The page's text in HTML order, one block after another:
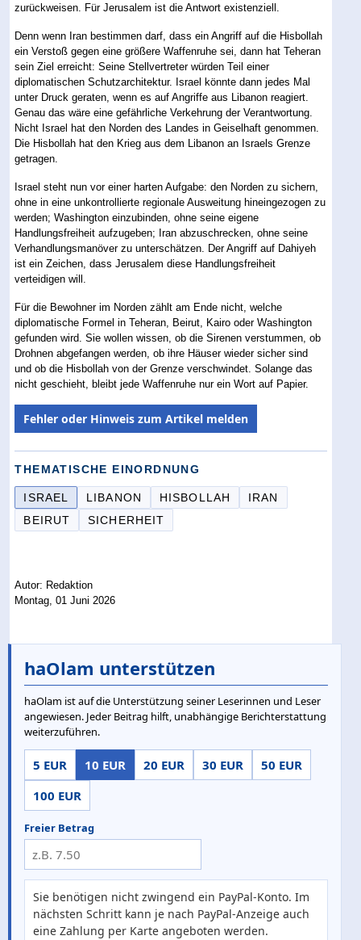
zurückweisen. Für Jerusalem ist die Antwort existenziell.
Denn wenn Iran bestimmen darf, dass ein Angriff auf die Hisbollah
ein Verstoß gegen eine größere Waffenruhe sei, dann hat Teheran
sein Ziel erreicht: Seine Stellvertreter würden Teil einer
diplomatischen Schutzarchitektur. Israel könnte dann jedes Mal
unter Druck geraten, wenn es auf Angriffe aus Libanon reagiert.
Genau das wäre eine gefährliche Verkehrung der Verantwortung.
Nicht Israel hat den Norden des Landes in Geiselhaft genommen.
Die Hisbollah hat den Krieg aus dem Libanon an Israels Grenze
getragen.
Israel steht nun vor einer harten Aufgabe: den Norden zu sichern,
ohne in eine unkontrollierte regionale Ausweitung hineingezogen zu
werden; Washington einzubinden, ohne seine eigene
Handlungsfreiheit aufzugeben; Iran abzuschrecken, ohne seine
Verhandlungsmanöver zu unterschätzen. Der Angriff auf Dahiyeh
ist ein Zeichen, dass Jerusalem diese Handlungsfreiheit
verteidigen will.
Für die Bewohner im Norden zählt am Ende nicht, welche
diplomatische Formel in Teheran, Beirut, Kairo oder Washington
gefunden wird. Sie wollen wissen, ob die Sirenen verstummen, ob
Drohnen abgefangen werden, ob ihre Häuser wieder sicher sind
und ob die Hisbollah von der Grenze verschwindet. Solange das
nicht geschieht, bleibt jede Waffenruhe nur ein Wort auf Papier.
Fehler oder Hinweis zum Artikel melden
THEMATISCHE EINORDNUNG
ISRAEL LIBANON HISBOLLAH
IRAN
BEIRUT
SICHERHEIT
Autor: Redaktion
Montag, 01 Juni 2026
haOlam unterstützen
haOlam ist auf die Unterstützung seiner Leserinnen und Leser
angewiesen. Jeder Beitrag hilft, unabhängige Berichterstattung
weiterzuführen.
5 EUR 10 EUR 20 EUR 30 EUR
50 EUR
100 EUR
Freier Betrag
Sie benötigen nicht zwingend ein PayPal-Konto. Im
nächsten Schritt kann je nach PayPal-Anzeige auch
eine Zahlung per Karte angeboten werden.